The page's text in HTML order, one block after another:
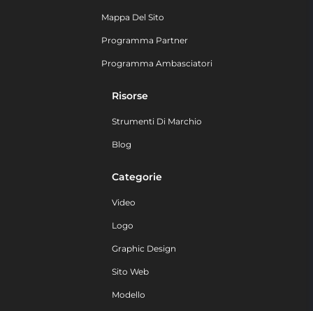
Mappa Del Sito
Programma Partner
Programma Ambasciatori
Risorse
Strumenti Di Marchio
Blog
Categorie
Video
Logo
Graphic Design
Sito Web
Modello